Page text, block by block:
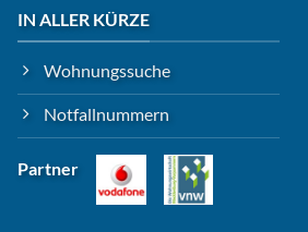
IN ALLER KÜRZE
Wohnungssuche
Notfallnummern
Partner